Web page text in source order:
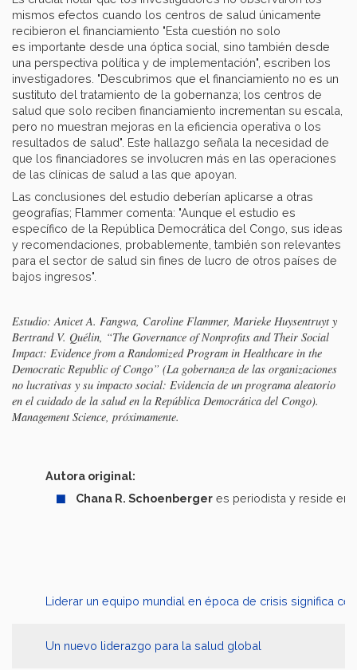
mismos efectos cuando los centros de salud únicamente
recibieron el financiamiento "Esta cuestión no solo
es importante desde una óptica social, sino también desde
una perspectiva política y de implementación", escriben los
investigadores. "Descubrimos que el financiamiento no es un
sustituto del tratamiento de la gobernanza; los centros de
salud que solo reciben financiamiento incrementan su escala,
pero no muestran mejoras en la eficiencia operativa o los
resultados de salud". Este hallazgo señala la necesidad de
que los financiadores se involucren más en las operaciones
de las clínicas de salud a las que apoyan.
Las conclusiones del estudio deberían aplicarse a otras
geografías; Flammer comenta: "Aunque el estudio es
específico de la República Democrática del Congo, sus ideas
y recomendaciones, probablemente, también son relevantes
para el sector de salud sin fines de lucro de otros países de
bajos ingresos".
Estudio: Anicet A. Fangwa, Caroline Flammer, Marieke Huysentruyt y
Bertrand V. Quélin, “The Governance of Nonprofits and Their Social
Impact: Evidence from a Randomized Program in Healthcare in the
Democratic Republic of Congo” (La gobernanza de las organizaciones
no lucrativas y su impacto social: Evidencia de un programa aleatorio
en el cuidado de la salud en la República Democrática del Congo).
Management Science, próximamente.
Autora original:
Chana R. Schoenberger es periodista y reside en
Liderar un equipo mundial en época de crisis significa
Un nuevo liderazgo para la salud global